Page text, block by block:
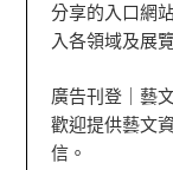
分享的入口網
入各領域及展
廣告刊登｜藝
歡迎提供藝文
信。